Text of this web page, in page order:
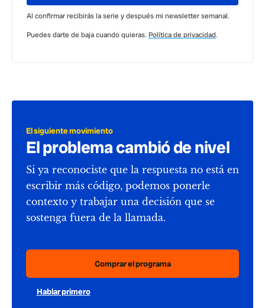
Al confirmar recibirás la serie y después mi newsletter semanal.
Puedes darte de baja cuando quieras. Política de privacidad.
El siguiente movimiento
El problema cambió de nivel
Si ya reconociste que la respuesta no está en
escribir más código, podemos ponerle
contexto y trabajar una decisión que se
sostenga fuera de la llamada.
Comprar el programa
Hablar primero